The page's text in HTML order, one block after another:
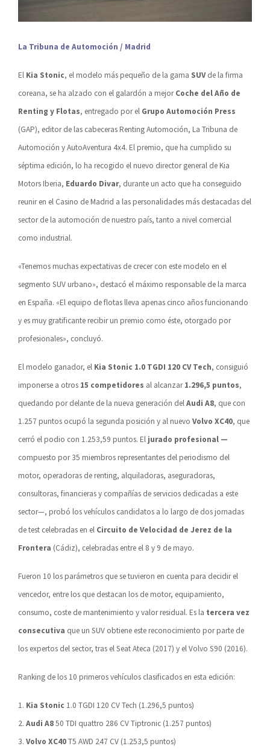
La Tribuna de Automoción / Madrid
El Kia Stonic, el modelo más pequeño de la gama SUVde la firma
coreana, se ha alzado con el galardón a mejorCoche del Año de
Renting y Flotas, entregado por el Grupo Automoción Press
(GAP), editor de las cabeceras Renting Automoción, La Tribuna de
Automoción y AutoAventura 4x4. El premio, que ha cumplido su
séptima edición, lo ha recogido el nuevo director general de Kia
Motors Iberia, Eduardo Divar, durante un acto que ha conseguido
reuniren el Casino de Madrid a las personalidades más destacadas del
sector de la automoción de nuestro país, tanto a nivel comercial
como industrial.
«Tenemos muchas expectativas de crecer con este modelo en el
segmento SUV urbano», destacó el máximo responsable de la marca
en España. «El equipo de flotas lleva apenas cinco años funcionando
y es muy gratificante recibir un premio como éste, otorgado por
profesionales», concluyó.
El modelo ganador, el Kia Stonic 1.0 TGDI 120 CV Tech, consiguió
imponerse a otros 15 competidores al alcanzar1.296,5 puntos,
quedando por delante de la nueva generación delAudi A8, que con
1.257 puntos ocupó la segunda posición y al nuevo Volvo XC40, que
cerró el podio con 1.253,59 puntos. El jurado profesional —
compuesto por 35 miembros representantes del periodismo del
motor, operadoras de renting, alquiladoras, aseguradoras,
consultoras, financieras y compañías de servicios dedicadas a este
sector—, probó los vehículos candidatos a lo largo de dos jornadas
de test celebradas en el Circuito de Velocidad de Jerez de la
Frontera (Cádiz), celebradas entre el 8 y 9 de mayo.
Fueron 10 los parámetros que se tuvieron en cuenta para decidir el
vencedor, entre los que destacan los de motor, equipamiento,
consumo, coste de mantenimiento y valor residual. Es la tercera vez
consecutiva que un SUV obtiene este reconocimiento por parte de
los expertos del sector, tras el Seat Ateca (2017) y el Volvo S90 (2016).
Ranking de los 10 primeros vehículos clasificados en esta edición:
1. Kia Stonic 1.0 TGDI 120 CV Tech (1.296,5 puntos)
2. Audi A850 TDI quattro 286 CV Tiptronic (1.257 puntos)
3. Volvo XC40T5 AWD 247 CV (1.253,5 puntos)